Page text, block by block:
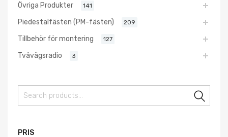
Övriga Produkter 141
Piedestalfästen (PM-fästen) 209
Tillbehör för montering 127
Tvåvägsradio 3
PRIS